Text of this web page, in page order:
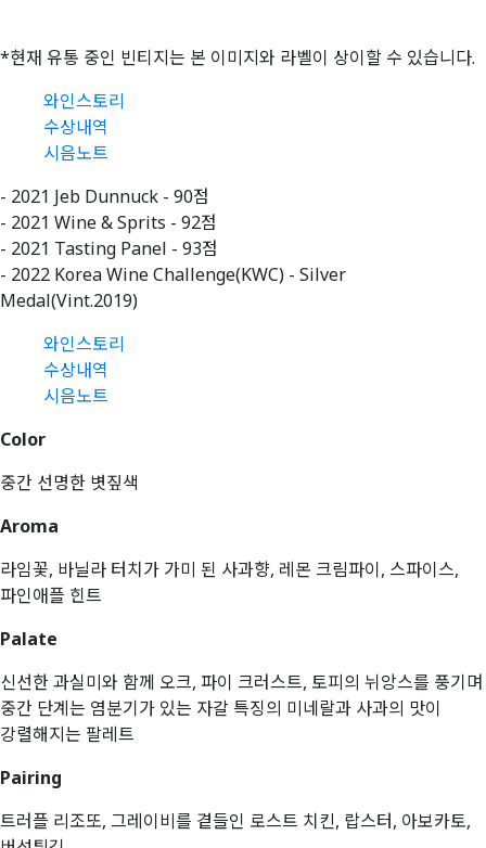
*현재 유통 중인 빈티지는 본 이미지와 라벨이 상이할 수 있습니다.
와인스토리
수상내역
시음노트
- 2021 Jeb Dunnuck - 90점
- 2021 Wine & Sprits - 92점
- 2021 Tasting Panel - 93점
- 2022 Korea Wine Challenge(KWC) - Silver
Medal(Vint.2019)
와인스토리
수상내역
시음노트
Color
중간 선명한 볏짚색
Aroma
라임꽃, 바닐라 터치가 가미 된 사과향, 레몬 크림파이, 스파이스,
파인애플 힌트
Palate
신선한 과실미와 함께 오크, 파이 크러스트, 토피의 뉘앙스를 풍기며
중간 단계는 염분기가 있는 자갈 특징의 미네랄과 사과의 맛이
강렬해지는 팔레트
Pairing
트러플 리조또, 그레이비를 곁들인 로스트 치킨, 랍스터, 아보카토,